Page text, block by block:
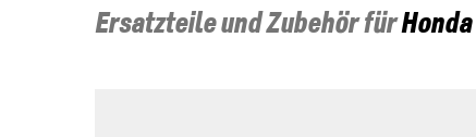
Ersatzteile und Zubehör fürHonda